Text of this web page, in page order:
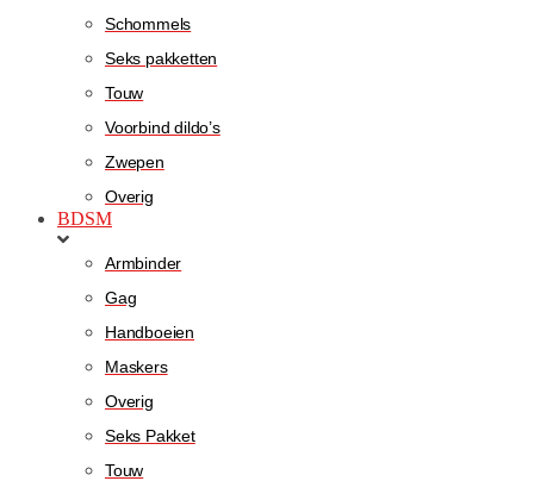
Schommels
Seks pakketten
Touw
Voorbind dildo’s
Zwepen
Overig
BDSM
Armbinder
Gag
Handboeien
Maskers
Overig
Seks Pakket
Touw